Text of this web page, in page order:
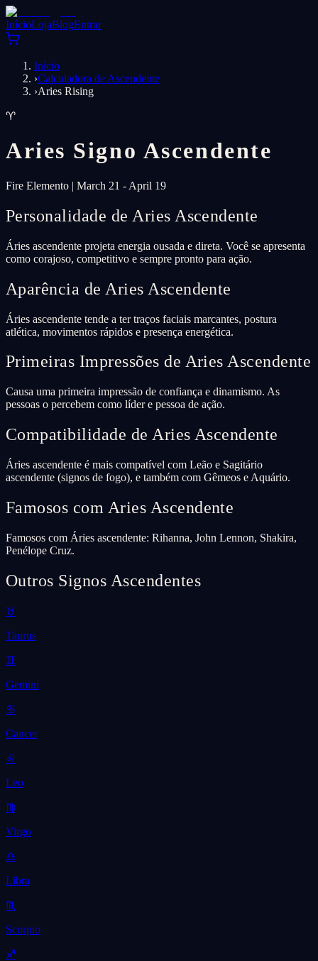
InícioLojaBlogEntrar
Início
›Calculadora de Ascendente
›Aries Rising
♈
Aries Signo Ascendente
Fire Elemento | March 21 - April 19
Personalidade de Aries Ascendente
Áries ascendente projeta energia ousada e direta. Você se apresenta
como corajoso, competitivo e sempre pronto para ação.
Aparência de Aries Ascendente
Áries ascendente tende a ter traços faciais marcantes, postura
atlética, movimentos rápidos e presença energética.
Primeiras Impressões de Aries Ascendente
Causa uma primeira impressão de confiança e dinamismo. As
pessoas o percebem como líder e pessoa de ação.
Compatibilidade de Aries Ascendente
Áries ascendente é mais compatível com Leão e Sagitário
ascendente (signos de fogo), e também com Gêmeos e Aquário.
Famosos com Aries Ascendente
Famosos com Áries ascendente: Rihanna, John Lennon, Shakira,
Penélope Cruz.
Outros Signos Ascendentes
♉
Taurus
♊
Gemini
♋
Cancer
♌
Leo
♍
Virgo
♎
Libra
♏
Scorpio
♐